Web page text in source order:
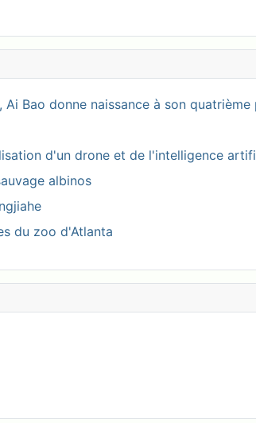
Bao donne naissance à son
d'un drone et de l'intelligence
albinos
du zoo d'Atlanta